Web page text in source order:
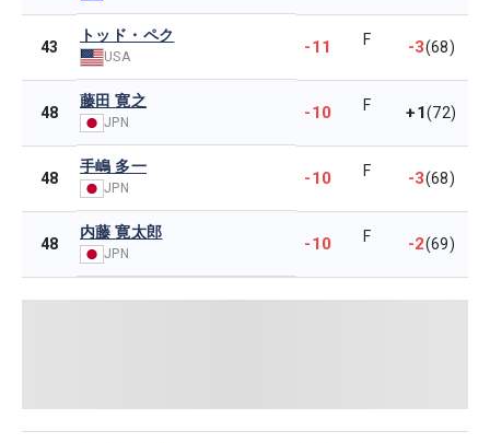
43
トッド・ペク
USA -11 F -3(68)
48
藤田 寛之
JPN -10 F +1(72)
48
手嶋 多一
JPN -10 F -3(68)
48
内藤 寛太郎
JPN -10 F -2(69)